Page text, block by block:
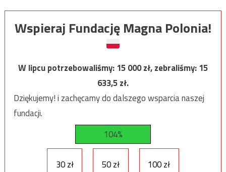
Wspieraj Fundację Magna Polonia!
W lipcu potrzebowaliśmy:15 000zł, zebraliśmy:15
633,5zł.
Dziękujemy! i zachęcamy do dalszego wsparcia naszej
fundacji.
104%
30 zł 50 zł 100 zł